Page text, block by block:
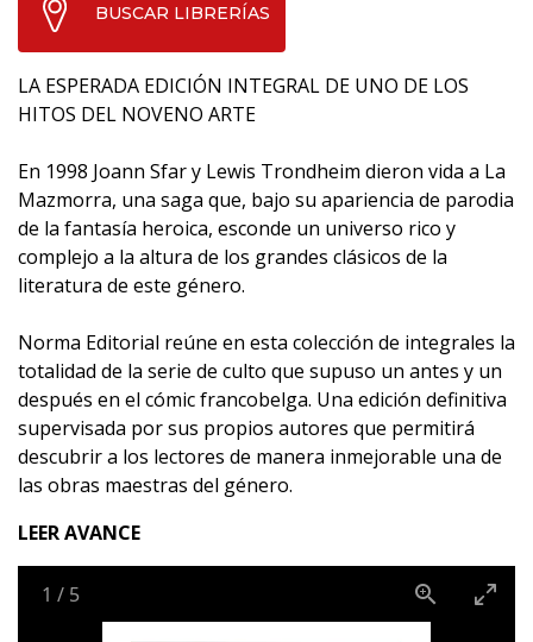
BUSCAR LIBRERÍAS
LA ESPERADA EDICIÓN INTEGRAL DE UNO DE LOS
HITOS DEL NOVENO ARTE
En 1998 Joann Sfar y Lewis Trondheim dieron vida a La
Mazmorra, una saga que, bajo su apariencia de parodia
de la fantasía heroica, esconde un universo rico y
complejo a la altura de los grandes clásicos de la
literatura de este género.
Norma Editorial reúne en esta colección de integrales la
totalidad de la serie de culto que supuso un antes y un
después en el cómic francobelga. Una edición definitiva
supervisada por sus propios autores que permitirá
descubrir a los lectores de manera inmejorable una de
las obras maestras del género.
LEER AVANCE
1 / 5